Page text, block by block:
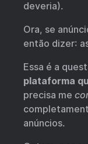
deveria).
Ora, se
então dizer:
Essa é a
plataforma
precisa me
anúncios.